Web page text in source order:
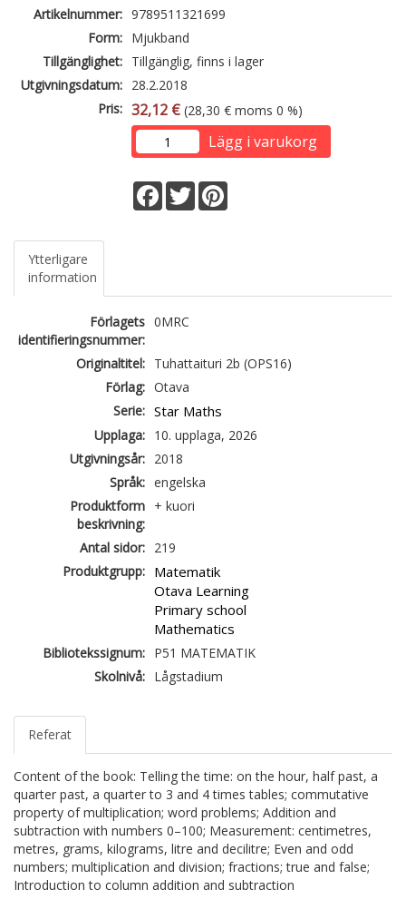
Artikelnummer: 9789511321699
Form: Mjukband
Tillgänglighet: Tillgänglig, finns i lager
Utgivningsdatum: 28.2.2018
Pris: 32,12 € (28,30 € moms 0 %)
Lägg i varukorg
Facebook
Twitter
Ytterligare
information
Förlagets
identifieringsnummer:
0MRC
Originaltitel: Tuhattaituri 2b (OPS16)
Förlag: Otava
Serie: Star Maths
Upplaga: 10. upplaga, 2026
Utgivningsår: 2018
Språk: engelska
Produktform
beskrivning:
+ kuori
Antal sidor: 219
Produktgrupp: Matematik
Otava Learning
Primary school
Mathematics
Bibliotekssignum: P51 MATEMATIK
Skolnivå: Lågstadium
Referat
Content of the book: Telling the time: on the hour, half past, a
quarter past, a quarter to 3 and 4 times tables; commutative
property of multiplication; word problems; Addition and
subtraction with numbers 0–100; Measurement: centimetres,
metres, grams, kilograms, litre and decilitre; Even and odd
numbers; multiplication and division; fractions; true and false;
Introduction to column addition and subtraction